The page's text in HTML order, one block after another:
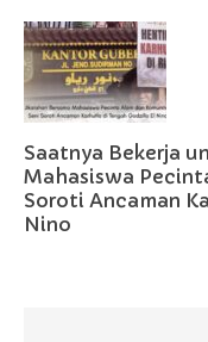
Saatnya Bekerja
Mahasiswa
Soroti Ancaman
Nino